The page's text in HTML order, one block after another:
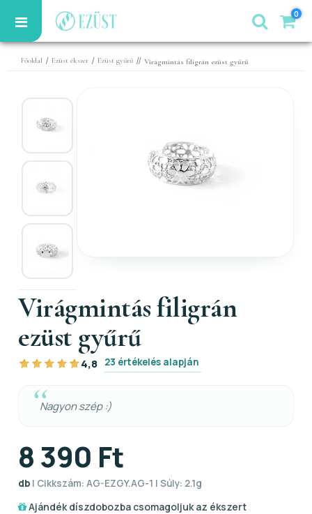
0
Főoldal / Ezüst ékszer / Ezüst gyűrű // Virágmintás filigrán ezüst gyűrű
Virágmintás filigrán
ezüst gyűrű
4,8 23 értékelés alapján
Nagyon szép :)
8 390 Ft
db | Cikkszám: AG-EZGY.AG-1 | Súly: 2.1g
Ajándék díszdobozba csomagoljuk az ékszert